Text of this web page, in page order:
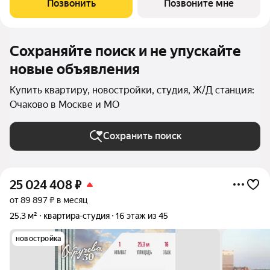
гарнитуром и мягкую зону отдыха
Позвонить Позвоните мне
Сохраняйте поиск и не упускайте
новые объявления
Купить квартиру, новостройки, студия, Ж/Д станция:
Очаково в Москве и МО
Сохранить поиск
25 024 408₽
от 89 897 ₽ в месяц
25,3 м²
квартира-студия 16 этаж из 45
новостройка